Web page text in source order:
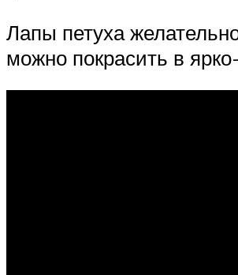
Лапы петуха
можно покрасить в